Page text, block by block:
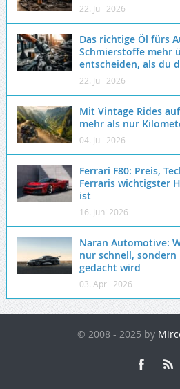
22. Juli 2026
Das richtige Öl fürs
Schmierstoffe mehr
entscheiden, als du
22. Juli 2026
Mit Vintage Rides
mehr als nur
04. Juli 2026
Ferrari F80: Preis,
Ferraris wichtigster
ist
16. Juni 2026
Naran Automotive:
nur schnell,
gedacht wird
03. April 2026
© 2008 - 2025 by